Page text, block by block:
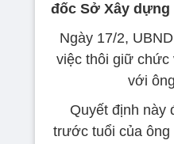
đốc Sở Xây dựng
Ngày 17/2,
việc thôi giữ chức
với
Quyết định này
trước tuổi của ông